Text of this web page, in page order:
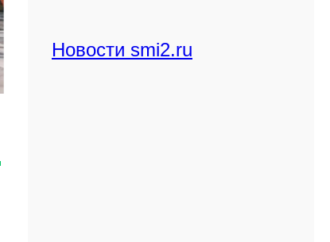
Новости smi2.ru